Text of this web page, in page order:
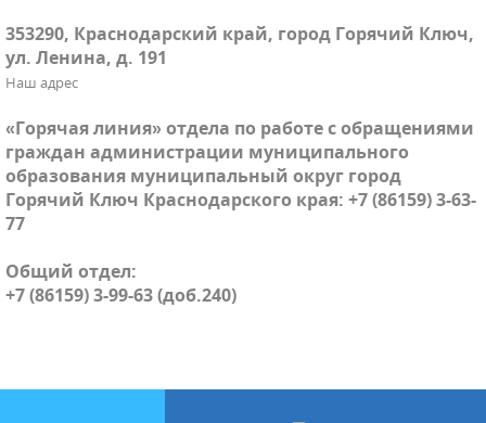
353290, Краснодарский край, город Горячий Ключ,
ул. Ленина, д. 191
Наш адрес
«Горячая линия» отдела по работе с обращениями
граждан администрации муниципального
образования муниципальный округ город
Горячий Ключ Краснодарского края: +7 (86159) 3-63-
77
Общий отдел:
+7 (86159) 3-99-63 (доб.240)